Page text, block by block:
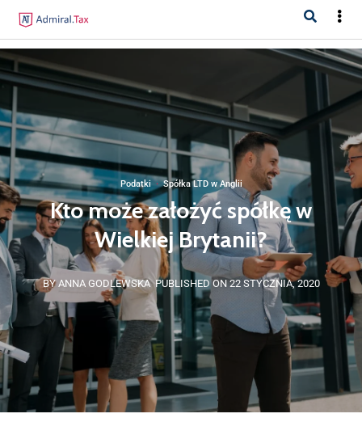
Podatki·Spółka LTD w Anglii
Kto może założyć spółkę w
Wielkiej Brytanii?
BY ANNA GODLEWSKA PUBLISHED ON 22 STYCZNIA, 2020